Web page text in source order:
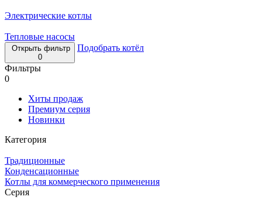
Электрические котлы
Тепловые насосы
Открыть фильтр
0
Подобрать котёл
Фильтры
0
Хиты продаж
Премиум серия
Новинки
Категория
Традиционные
Конденсационные
Котлы для коммерческого применения
Серия